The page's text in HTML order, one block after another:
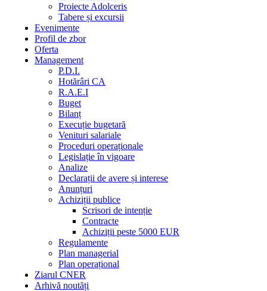
Proiecte Adolceris
Tabere și excursii
Evenimente
Profil de zbor
Oferta
Management
P.D.I.
Hotărâri CA
R.A.E.I
Buget
Bilanț
Execuție bugetară
Venituri salariale
Proceduri operaționale
Legislație în vigoare
Analize
Declarații de avere și interese
Anunțuri
Achiziții publice
Scrisori de intenție
Contracte
Achiziții peste 5000 EUR
Regulamente
Plan managerial
Plan operațional
Ziarul CNER
Arhivă noutăți